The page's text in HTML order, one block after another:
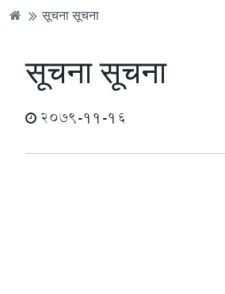
सूचना सूचना
सूचना सूचना
2079-11-16